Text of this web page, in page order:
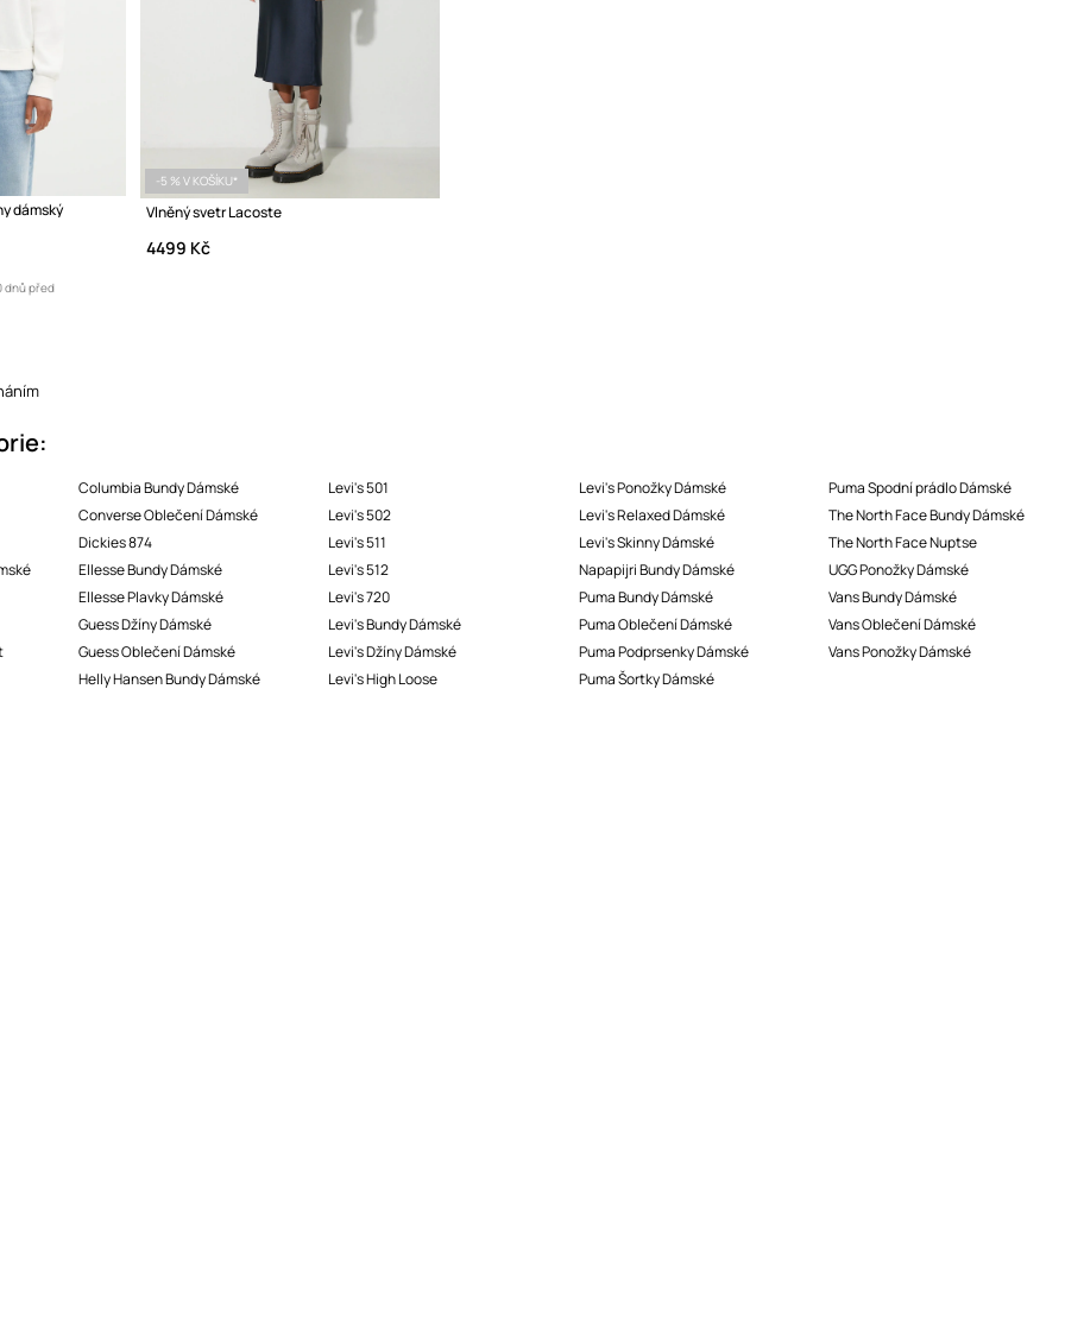
dámský
dnů před
-5 % V KOŠÍKU*
Vlněný svetr Lacoste
4499 Kč
Columbia Bundy Dámské
Converse Oblečení Dámské
Dickies 874
Ellesse Bundy Dámské
Ellesse Plavky Dámské
Guess Džíny Dámské
Guess Oblečení Dámské
Helly Hansen Bundy Dámské
Levi's 501
Levi's 502
Levi's 511
Levi's 512
Levi's 720
Levi's Bundy Dámské
Levi's Džíny Dámské
Levi's High Loose
Levi's Ponožky Dámské
Levi's Relaxed Dámské
Levi's Skinny Dámské
Napapijri Bundy Dámské
Puma Bundy Dámské
Puma Oblečení Dámské
Puma Podprsenky Dámské
Puma Šortky Dámské
Puma Spodní prádlo Dámské
The North Face Bundy Dámské
The North Face Nuptse
UGG Ponožky Dámské
Vans Bundy Dámské
Vans Oblečení Dámské
Vans Ponožky Dámské